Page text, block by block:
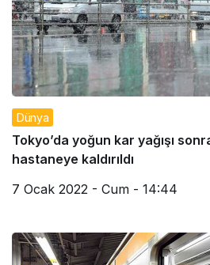
Dünya
Tokyo’da yoğun kar yağışı
hastaneye kaldırıldı
7 Ocak 2022 - Cum - 14:44